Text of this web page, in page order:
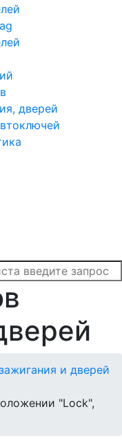
дверей
и дверей
"Lock",